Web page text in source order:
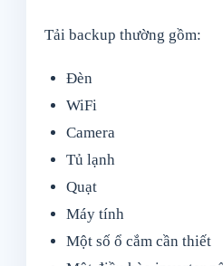
Tải backup thường gồm:
Đèn
WiFi
Camera
Tủ lạnh
Quạt
Máy tính
Một số ổ cắm cần thiết